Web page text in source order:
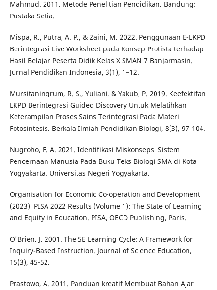
Mahmud. 2011. Metode Penelitian Pendidikan. Bandung:
Pustaka Setia.
Mispa, R., Putra, A. P., & Zaini, M. 2022. Penggunaan E-LKPD
Berintegrasi Live Worksheet pada Konsep Protista terhadap
Hasil Belajar Peserta Didik Kelas X SMAN 7 Banjarmasin.
Jurnal Pendidikan Indonesia, 3(1), 1–12.
Mursitaningrum, R. S., Yuliani, & Yakub, P. 2019. Keefektifan
LKPD Berintegrasi Guided Discovery Untuk Melatihkan
Keterampilan Proses Sains Terintegrasi Pada Materi
Fotosintesis. Berkala Ilmiah Pendidikan Biologi, 8(3), 97-104.
Nugroho, F. A. 2021. Identifikasi Miskonsepsi Sistem
Pencernaan Manusia Pada Buku Teks Biologi SMA di Kota
Yogyakarta. Universitas Negeri Yogyakarta.
Organisation for Economic Co-operation and Development.
(2023). PISA 2022 Results (Volume 1): The State of Learning
and Equity in Education. PISA, OECD Publishing, Paris.
O'Brien, J. 2001. The 5E Learning Cycle: A Framework for
Inquiry-Based Instruction. Journal of Science Education,
15(3), 45-52.
Prastowo, A. 2011. Panduan kreatif Membuat Bahan Ajar